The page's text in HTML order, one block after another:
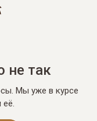
не так
Мы уже в курсе